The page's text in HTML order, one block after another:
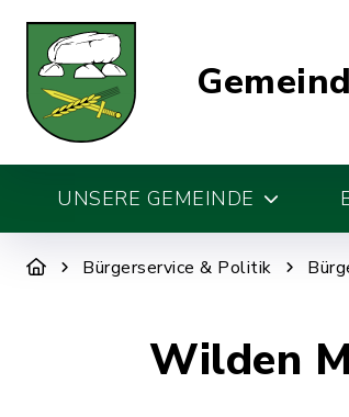
UNSERE GEMEINDE
Bürgerservice & Politik
Wilden